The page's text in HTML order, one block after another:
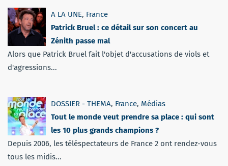
A LA UNE, France
Patrick Bruel : ce détail sur son concert au
Zénith passe mal
Alors que Patrick Bruel fait l'objet d'accusations de viols et
d'agressions...
DOSSIER - THEMA, France, Médias
Tout le monde veut prendre sa place : qui sont
les 10 plus grands champions ?
Depuis 2006, les téléspectateurs de France 2 ont rendez-vous
tous les midis...